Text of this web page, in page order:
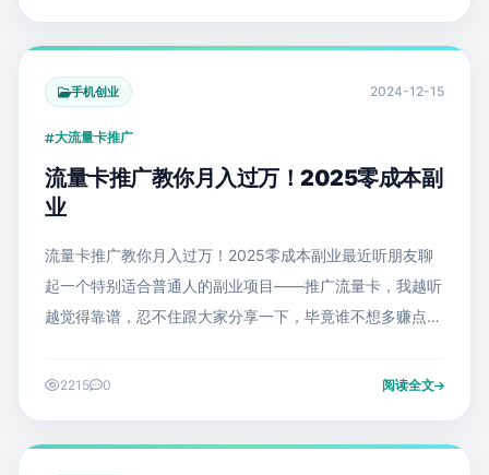
手机创业 2024-12-15
大流量卡推广
流量卡推广教你月入过万！2025零成本副
业
流量卡推广教你月入过万！2025零成本副业最近听朋友聊
起一个特别适合普通人的副业项目——推广流量卡，我越听
越觉得靠谱，忍不住跟大家分享一下，毕竟谁不想多赚点零
2215 0 阅读全文